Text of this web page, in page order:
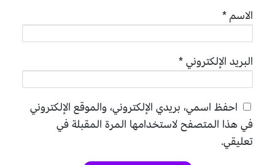
الاسم*
البريد الإلكتروني*
احفظ اسمي، بريدي الإلكتروني، والموقع الإلكتروني
في هذا المتصفح لاستخدامها المرة المقبلة في
تعليقي.